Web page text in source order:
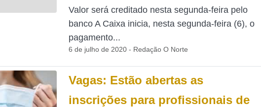
Valor será creditado nesta segunda-feira pelo
banco A Caixa inicia, nesta segunda-feira (6), o
pagamento...
6 de julho de 2020 - Redação O Norte
Vagas: Estão abertas as
inscrições para profissionais de